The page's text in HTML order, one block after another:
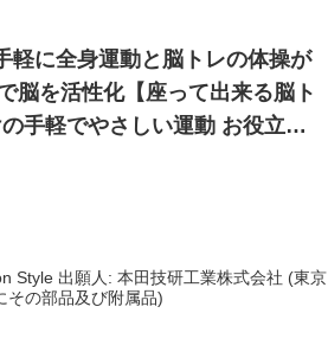
軽に全身運動と脳トレの体操が
やさしい運動 お役立て
Style 出願人: 本田技研工業株式会社 (東京
その部品及び附属品)